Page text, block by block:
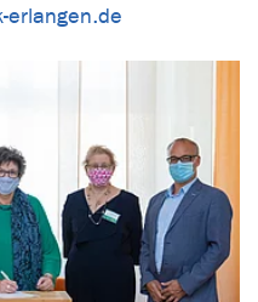
erlangen.de